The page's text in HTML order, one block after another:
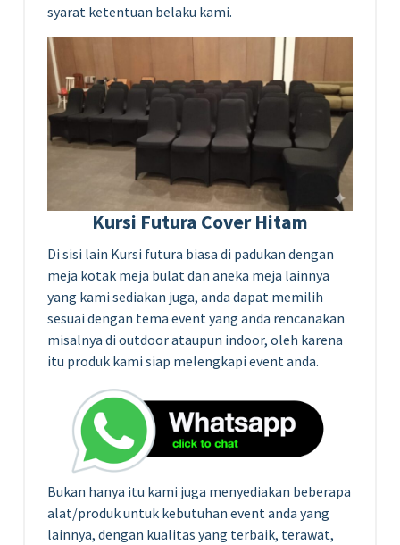
syarat ketentuan belaku kami.
Kursi Futura Cover Hitam
Di sisi lain Kursi futura biasa di padukan dengan
meja kotak meja bulat dan aneka meja lainnya
yang kami sediakan juga, anda dapat memilih
sesuai dengan tema event yang anda rencanakan
misalnya di outdoor ataupun indoor, oleh karena
itu produk kami siap melengkapi event anda.
Bukan hanya itu kami juga menyediakan beberapa
alat/produk untuk kebutuhan event anda yang
lainnya, dengan kualitas yang terbaik, terawat,